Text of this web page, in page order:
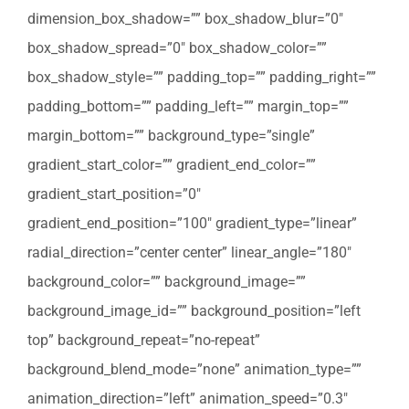
dimension_box_shadow=”” box_shadow_blur=”0″
box_shadow_spread=”0″ box_shadow_color=””
box_shadow_style=”” padding_top=”” padding_right=””
padding_bottom=”” padding_left=”” margin_top=””
margin_bottom=”” background_type=”single”
gradient_start_color=”” gradient_end_color=””
gradient_start_position=”0″
gradient_end_position=”100″ gradient_type=”linear”
radial_direction=”center center” linear_angle=”180″
background_color=”” background_image=””
background_image_id=”” background_position=”left
top” background_repeat=”no-repeat”
background_blend_mode=”none” animation_type=””
animation_direction=”left” animation_speed=”0.3″